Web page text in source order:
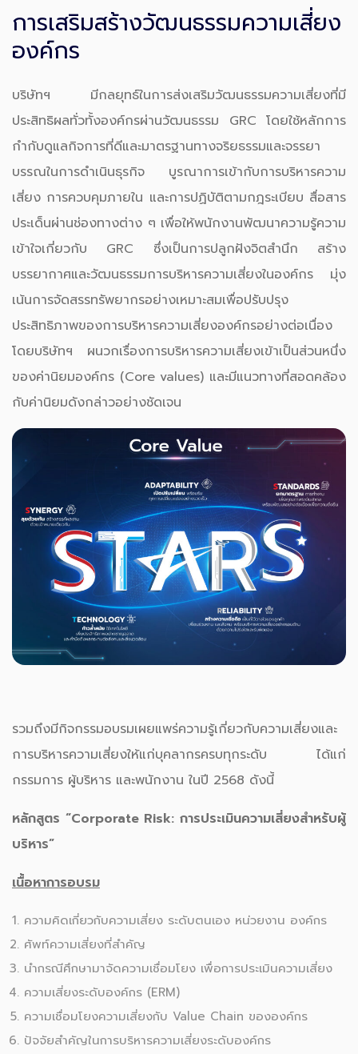
การเสริมสร้างวัฒนธรรมความเสี่ยง
องค์กร
บริษัทฯ มีกลยุทธ์ในการส่งเสริมวัฒนธรรมความเสี่ยงที่มี
ประสิทธิผลทั่วทั้งองค์กรผ่านวัฒนธรรม GRC โดยใช้หลักการ
กำกับดูแลกิจการที่ดีและมาตรฐานทางจริยธรรมและจรรยา
บรรณในการดำเนินธุรกิจ บูรณาการเข้ากับการบริหารความ
เสี่ยง การควบคุมภายใน และการปฏิบัติตามกฎระเบียบ สื่อสาร
ประเด็นผ่านช่องทางต่าง ๆ เพื่อให้พนักงานพัฒนาความรู้ความ
เข้าใจเกี่ยวกับ GRC ซึ่งเป็นการปลูกฝังจิตสำนึก สร้าง
บรรยากาศและวัฒนธรรมการบริหารความเสี่ยงในองค์กร มุ่ง
เน้นการจัดสรรทรัพยากรอย่างเหมาะสมเพื่อปรับปรุง
ประสิทธิภาพของการบริหารความเสี่ยงองค์กรอย่างต่อเนื่อง
โดยบริษัทฯ ผนวกเรื่องการบริหารความเสี่ยงเข้าเป็นส่วนหนึ่ง
ของค่านิยมองค์กร (Core values) และมีแนวทางที่สอดคล้อง
กับค่านิยมดังกล่าวอย่างชัดเจน
รวมถึงมีกิจกรรมอบรมเผยแพร่ความรู้เกี่ยวกับความเสี่ยงและ
การบริหารความเสี่ยงให้แก่บุคลากรครบทุกระดับ ได้แก่
กรรมการ ผู้บริหาร และพนักงาน ในปี 2568 ดังนี้
หลักสูตร “Corporate Risk:การประเมินความเสี่ยงสำหรับผู้
บริหาร”
เนื้อหาการอบรม
ความคิดเกี่ยวกับความเสี่ยง ระดับตนเอง หน่วยงาน องค์กร
ศัพท์ความเสี่ยงที่สำคัญ
นำกรณีศึกษามาจัดความเชื่อมโยง เพื่อการประเมินความเสี่ยง
ความเสี่ยงระดับองค์กร (ERM)
ความเชื่อมโยงความเสี่ยงกับ Value Chain ขององค์กร
ปัจจัยสำคัญในการบริหารความเสี่ยงระดับองค์กร